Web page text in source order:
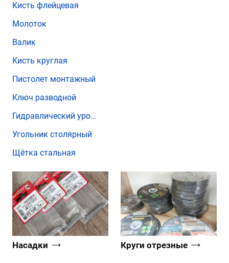
Кисть флейцевая
Молоток
Валик
Кисть круглая
Пистолет монтажный
Ключ разводной
Гидравлический уровень
Угольник столярный
Щётка стальная
Насадки Круги отрезные